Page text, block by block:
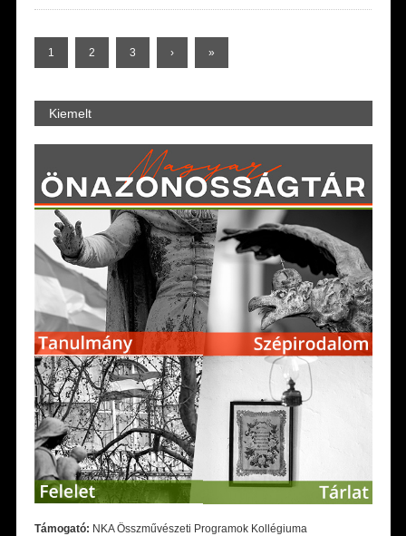
1 2 3 › »
Kiemelt
Támogató: NKA Összművészeti Programok Kollégiuma